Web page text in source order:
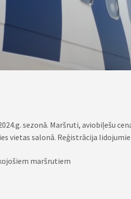
sezonā. Maršruti, aviobiļešu
vietas salonā. Reģistrācija
maršrutiem